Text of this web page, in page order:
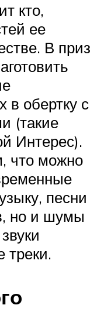
кто,
ее
В приз
в обертку с
(такие
Интерес).
что можно
песни
но и шумы
треки.